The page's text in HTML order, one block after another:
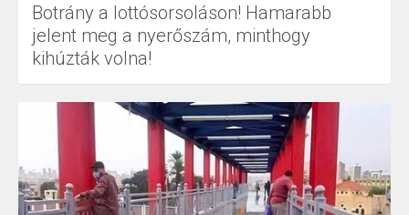
Botrány a lottósorsoláson! Hamarabb
jelent meg a nyerőszám, minthogy
kihúzták volna!